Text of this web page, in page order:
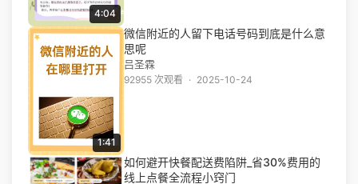
4:04
1:41
微信附近的人留下电话号码到底是什么意
思呢
吕圣霖
92955 次观看 · 2025-10-24
如何避开快餐配送费陷阱_省30%费用的
线上点餐全流程小窍门